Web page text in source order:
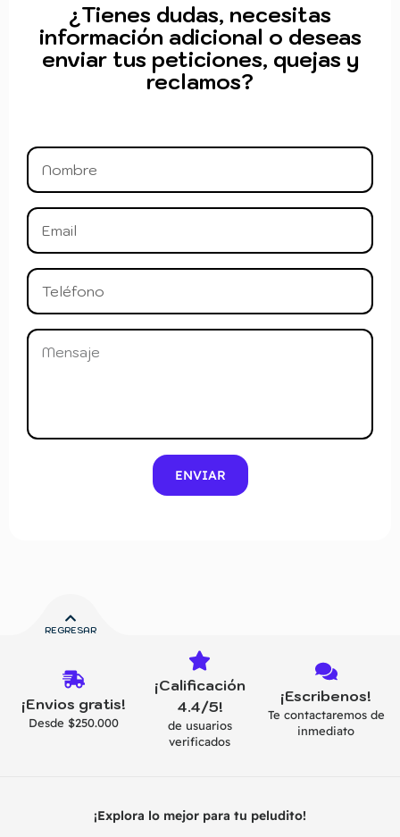
¿Tienes dudas, necesitas
información adicional o deseas
enviar tus peticiones, quejas y
reclamos?
ENVIAR
REGRESAR
¡Envios gratis!
Desde $250.000
¡Calificación
4.4/5!
de usuarios
verificados
¡Escribenos!
Te contactaremos de
inmediato
¡Explora lo mejor para tu peludito!